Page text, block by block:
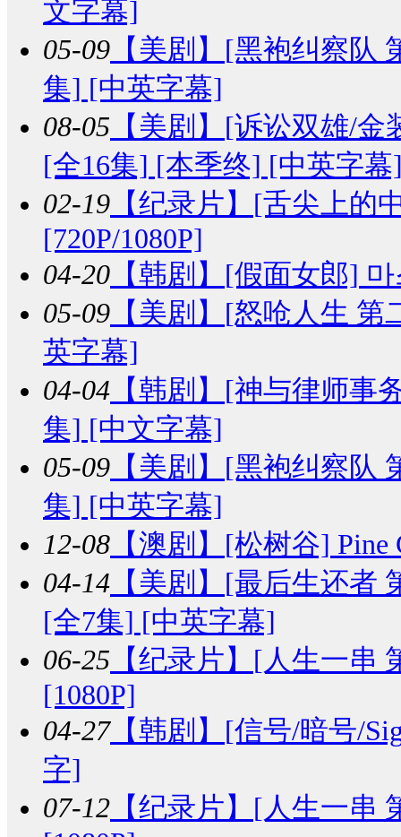
文字幕]
05-09 【美剧】 [黑袍纠察队
集] [中英字幕]
08-05 【美剧】 [诉讼双雄/金
[全16集] [本季终] [中英字幕
02-19 【纪录片】 [舌尖上的
[720P/1080P]
04-20 【韩剧】 [假面女郎]
05-09 【美剧】 [怒呛人生 第
英字幕]
04-04 【韩剧】 [神与律师事
集] [中文字幕]
05-09 【美剧】 [黑袍纠察队
集] [中英字幕]
12-08 【澳剧】 [松树谷] Pine
04-14 【美剧】 [最后生还者
[全7集] [中英字幕]
06-25 【纪录片】 [人生一串
[1080P]
04-27【韩剧】 [信号/暗号/
字]
07-12 【纪录片】 [人生一串